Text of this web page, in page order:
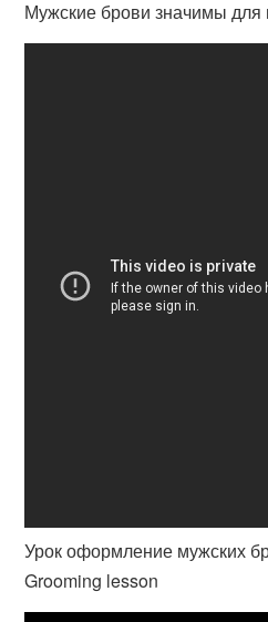
Мужские брови значимы
Урок оформление мужских
Grooming lesson